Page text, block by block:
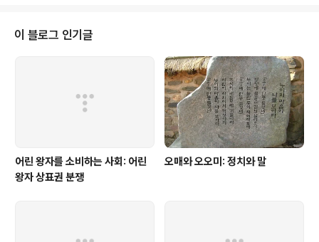
혜순 시에서는 특징적으로 물의 이마쥬가 무척 강렬하게, 그리고 지속적으로 나
오고 있는 것을 볼 수 있는데, 거기서 물의 이마쥬는 자세히 살펴보..
이 블로그 인기글
어린 왕자를 소비하는 사회: 어린
왕자 상표권 분쟁
오매와 오오미: 정치와 말